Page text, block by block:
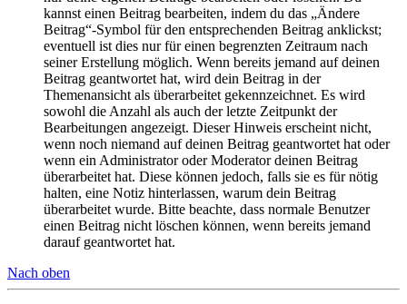
kannst einen Beitrag bearbeiten, indem du das „Ändere
Beitrag“-Symbol für den entsprechenden Beitrag anklickst;
eventuell ist dies nur für einen begrenzten Zeitraum nach
seiner Erstellung möglich. Wenn bereits jemand auf deinen
Beitrag geantwortet hat, wird dein Beitrag in der
Themenansicht als überarbeitet gekennzeichnet. Es wird
sowohl die Anzahl als auch der letzte Zeitpunkt der
Bearbeitungen angezeigt. Dieser Hinweis erscheint nicht,
wenn noch niemand auf deinen Beitrag geantwortet hat oder
wenn ein Administrator oder Moderator deinen Beitrag
überarbeitet hat. Diese können jedoch, falls sie es für nötig
halten, eine Notiz hinterlassen, warum dein Beitrag
überarbeitet wurde. Bitte beachte, dass normale Benutzer
einen Beitrag nicht löschen können, wenn bereits jemand
darauf geantwortet hat.
Nach oben